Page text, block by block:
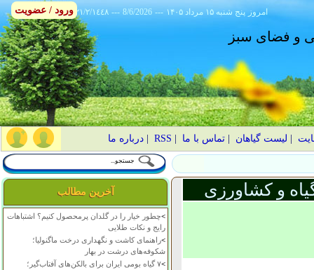
٢١/٢/١٤٤٨ --- 8/6/2026 --- ۱۴۰۵ پنج شنبه ۱۵ مرداد امروز
و فضای سبز
لیست گیاهان |تماس با ما RSS
|درباره ما
آخرین مطالب
>چطور خیار را در گلدان پرمحصول کنیم؟ اشتباهات
رایج و نکات طلایی
>راهنمای کاشت و نگهداری درخت ماگنولیا؛
شکوفه‌های درشت در بهار
>
۷ گیاه بومی ایران برای بالکن‌های آفتاب‌گیر؛
و کشاورزی
ورود / عضویت